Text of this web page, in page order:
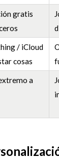
gratis
/ iCloud
cosas
a